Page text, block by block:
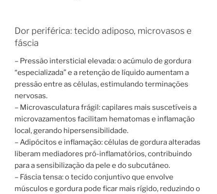
Dor periférica: tecido adiposo, microvasos e
fáscia
– Pressão intersticial elevada: o acúmulo de gordura
“especializada” e a retenção de líquido aumentam a
pressão entre as células, estimulando terminações
nervosas.
– Microvasculatura frágil: capilares mais suscetíveis a
microvazamentos facilitam hematomas e inflamação
local, gerando hipersensibilidade.
– Adipócitos e inflamação: células de gordura alteradas
liberam mediadores pró-inflamatórios, contribuindo
para a sensibilização da pele e do subcutâneo.
– Fáscia tensa: o tecido conjuntivo que envolve
músculos e gordura pode ficar mais rígido, reduzindo o